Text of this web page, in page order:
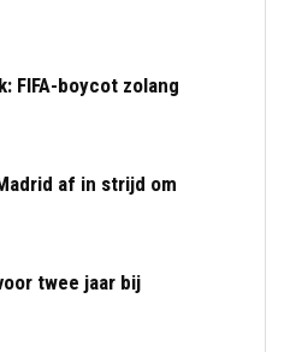
FIFA-boycot zolang
af in strijd om
twee jaar bij